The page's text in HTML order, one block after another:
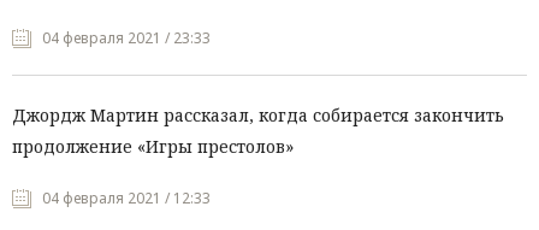
04 февраля 2021 / 23:33
Джордж Мартин рассказал, когда собирается закончить
продолжение «Игры престолов»
04 февраля 2021 / 12:33